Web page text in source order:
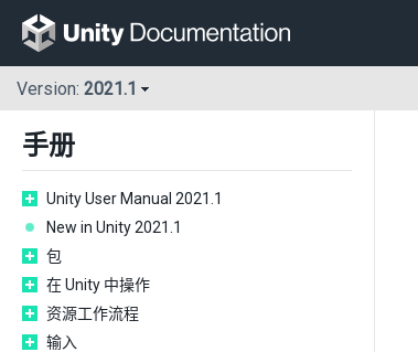
Version: 2021.1
手册
Unity User Manual 2021.1
New in Unity 2021.1
包
在 Unity 中操作
资源工作流程
输入